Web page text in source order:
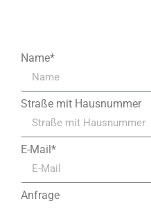
Name*
Straße mit Hausnummer
E-Mail*
Anfrage